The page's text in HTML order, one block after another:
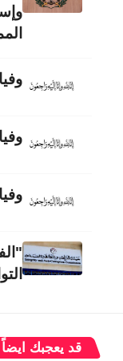
قد يعجبك ايضاً